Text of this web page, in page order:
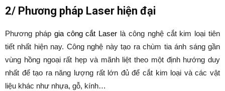
2/ Phương pháp Laser hiện đại
Phương pháp gia công cắt Laser là công nghệ cắt kim loại tiên
tiết nhất hiện nay. Công nghệ này tạo ra chùm tia ánh sáng gần
vùng hồng ngoại rất hẹp và mãnh liệt theo một định hướng duy
nhất để tạo ra năng lượng rất lớn đủ để cắt kim loại và các vật
liệu khác như nhựa, gỗ, kính…